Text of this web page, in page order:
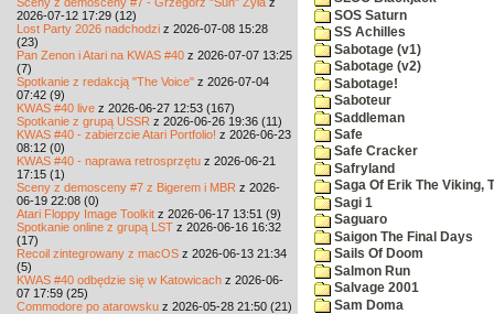
2026-07-12 17:29 (12)
Lost Party 2026 nadchodzi z 2026-07-08 15:28
(23)
Pan Zenon i Atari na KWAS #40 z 2026-07-07 13:25
(7)
Spotkanie z redakcją "The Voice" z 2026-07-04
07:42 (9)
KWAS #40 live z 2026-06-27 12:53 (167)
Spotkanie z grupą USSR z 2026-06-26 19:36 (11)
KWAS #40 - zabierzcie Atari Portfolio! z 2026-06-23
08:12 (0)
KWAS #40 - naprawa retrosprzętu z 2026-06-21
17:15 (1)
Sceny z demosceny #7 z Bigerem i MBR z 2026-
06-19 22:08 (0)
Atari Floppy Image Toolkit z 2026-06-17 13:51 (9)
Spotkanie online z grupą LST z 2026-06-16 16:32
(17)
Recoil zintegrowany z macOS z 2026-06-13 21:34
(5)
KWAS #40 odbędzie się w Katowicach z 2026-06-
07 17:59 (25)
Commodore po atarowsku z 2026-05-28 21:50 (21)
SOS Saturn
SS Achilles
Sabotage (v1)
Sabotage (v2)
Sabotage!
Saboteur
Saddleman
Safe
Safe Cracker
Safryland
Saga Of Erik The Viking,
Sagi 1
Saguaro
Saigon The Final Days
Sails Of Doom
Salmon Run
Salvage 2001
Sam Doma